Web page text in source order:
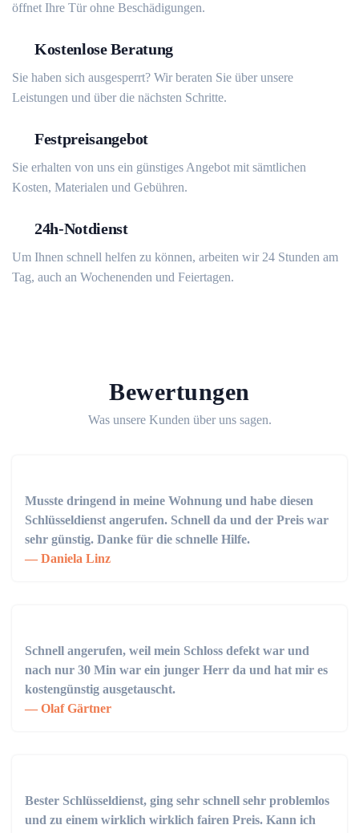
öffnet Ihre Tür ohne Beschädigungen.
Kostenlose Beratung
Sie haben sich ausgesperrt? Wir beraten Sie über unsere
Leistungen und über die nächsten Schritte.
Festpreisangebot
Sie erhalten von uns ein günstiges Angebot mit sämtlichen
Kosten, Materialen und Gebühren.
24h-Notdienst
Um Ihnen schnell helfen zu können, arbeiten wir 24 Stunden am
Tag, auch an Wochenenden und Feiertagen.
Bewertungen
Was unsere Kunden über uns sagen.
Musste dringend in meine Wohnung und habe diesen
Schlüsseldienst angerufen. Schnell da und der Preis war
sehr günstig. Danke für die schnelle Hilfe.
Daniela Linz
Schnell angerufen, weil mein Schloss defekt war und
nach nur 30 Min war ein junger Herr da und hat mir es
kostengünstig ausgetauscht.
Olaf Gärtner
Bester Schlüsseldienst, ging sehr schnell sehr problemlos
und zu einem wirklich wirklich fairen Preis. Kann ich